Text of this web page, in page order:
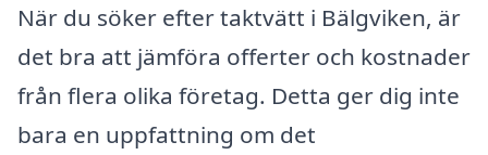
När du söker efter taktvätt i Bälgviken, är
det bra att jämföra offerter och kostnader
från flera olika företag. Detta ger dig inte
bara en uppfattning om det